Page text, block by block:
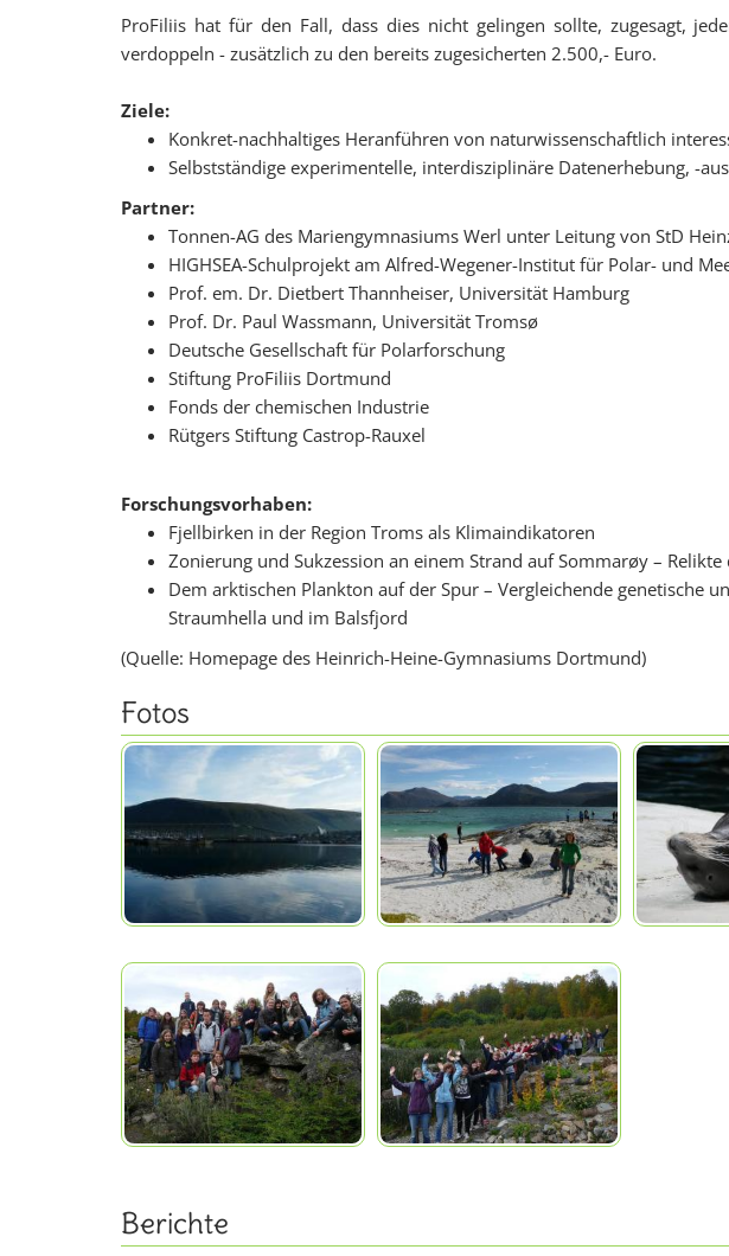
ProFiliis hat für den Fall, dass dies nicht gelingen sollte, zugesagt,
verdoppeln - zusätzlich zu den bereits zugesicherten 2.500,- Euro.
Ziele:
Konkret-nachhaltiges Heranführen von naturwissenschaftlich
Selbstständige experimentelle, interdisziplinäre Datenerhebung, -
Partner:
Tonnen-AG des Mariengymnasiums Werl unter Leitung von StD
HIGHSEA-Schulprojekt am Alfred-Wegener-Institut für Polar- und
Prof. em. Dr. Dietbert Thannheiser, Universität Hamburg
Prof. Dr. Paul Wassmann, Universität Tromsø
Deutsche Gesellschaft für Polarforschung
Stiftung ProFiliis Dortmund
Fonds der chemischen Industrie
Rütgers Stiftung Castrop-Rauxel
Forschungsvorhaben:
Fjellbirken in der Region Troms als Klimaindikatoren
Zonierung und Sukzession an einem Strand auf Sommarøy –
Dem arktischen Plankton auf der Spur – Vergleichende genetische
Straumhella und im Balsfjord
(Quelle: Homepage des Heinrich-Heine-Gymnasiums Dortmund)
Fotos
Berichte